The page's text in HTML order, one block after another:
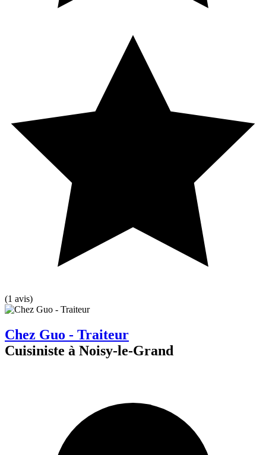
(1 avis)
Chez Guo - Traiteur
Cuisiniste à Noisy-le-Grand